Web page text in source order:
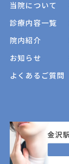
当院について
診療内容一覧
院内紹介
お知らせ
よくあるご質問